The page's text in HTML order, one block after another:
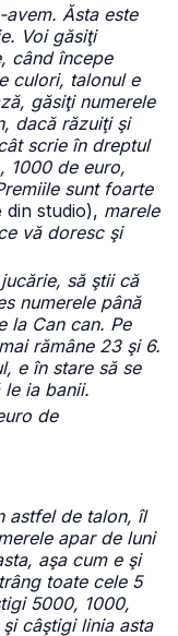
Ăsta este
Voi găsiţi
când începe
culori, talonul e
găsiţi numerele
dacă răzuiţi şi
scrie în dreptul
1000 de euro,
sunt foarte
studio), marele
vă doresc şi
să ştii că
numerele până
la Can can. Pe
rămâne 23 şi 6.
e în stare să se
le ia banii.
de
astfel de talon, îl
apar de luni
aşa cum e şi
toate cele 5
5000, 1000,
câştigi linia asta